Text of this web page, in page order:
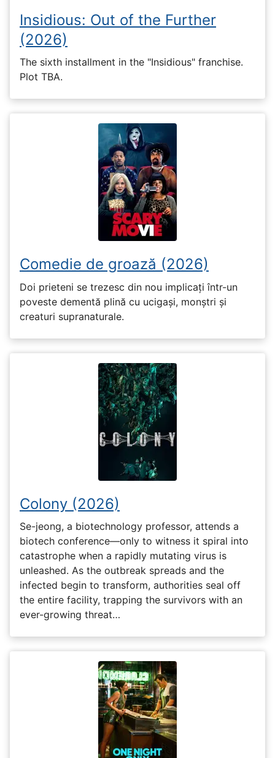
Insidious: Out of the Further
(2026)
The sixth installment in the "Insidious" franchise.
Plot TBA.
Comedie de groază (2026)
Doi prieteni se trezesc din nou implicați într-un
poveste dementă plină cu ucigași, monștri și
creaturi supranaturale.
Colony (2026)
Se-jeong, a biotechnology professor, attends a
biotech conference—only to witness it spiral into
catastrophe when a rapidly mutating virus is
unleashed. As the outbreak spreads and the
infected begin to transform, authorities seal off
the entire facility, trapping the survivors with an
ever-growing threat…